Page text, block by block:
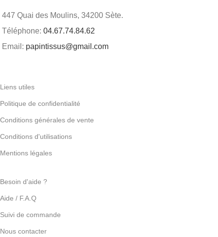
447 Quai des Moulins, 34200 Sète.
Téléphone: 04.67.74.84.62
Email: papintissus@gmail.com
Liens utiles
Politique de confidentialité
Conditions générales de vente
Conditions d'utilisations
Mentions légales
Besoin d'aide ?
Aide / F.A.Q
Suivi de commande
Nous contacter